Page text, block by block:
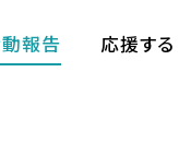
報告 応援する